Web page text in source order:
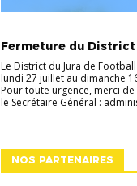
Fermeture du District
Le District du Jura de
lundi 27 juillet au dimanche
Pour toute urgence, merci
le Secrétaire Général :
NOS PARTENAIRES